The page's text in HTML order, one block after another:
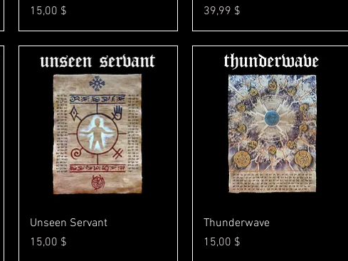
Τιμή
15,00 $
Τιμή
39,99 $
Γρήγορη προβολή
Unseen Servant
Τιμή
15,00 $
Γρήγορη προβολή
Thunderwave
Τιμή
15,00 $